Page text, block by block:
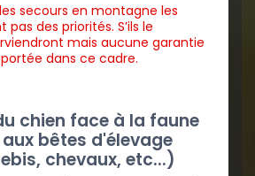
secours en montagne les
des priorités. S’ils le
mais aucune garantie
dans ce cadre.
chien face à la faune
bêtes d'élevage
chevaux, etc...)